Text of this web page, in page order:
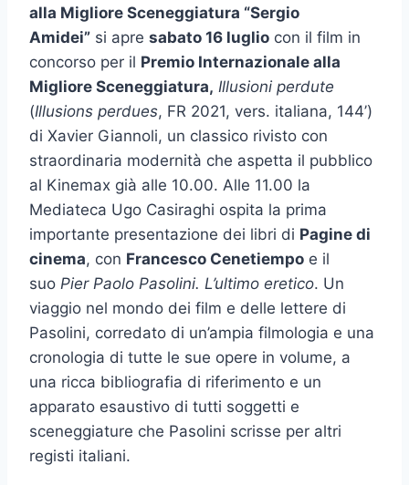
alla Migliore Sceneggiatura “Sergio
Amidei” si apre sabato 16 luglio con il film in
concorso per il Premio Internazionale alla
Migliore Sceneggiatura, Illusioni perdute
(Illusions perdues, FR 2021, vers. italiana, 144’)
di Xavier Giannoli, un classico rivisto con
straordinaria modernità che aspetta il pubblico
al Kinemax già alle 10.00. Alle 11.00 la
Mediateca Ugo Casiraghi ospita la prima
importante presentazione dei libri di Pagine di
cinema, con Francesco Cenetiempo e il
suo Pier Paolo Pasolini. L’ultimo eretico. Un
viaggio nel mondo dei film e delle lettere di
Pasolini, corredato di un’ampia filmologia e una
cronologia di tutte le sue opere in volume, a
una ricca bibliografia di riferimento e un
apparato esaustivo di tutti soggetti e
sceneggiature che Pasolini scrisse per altri
registi italiani.